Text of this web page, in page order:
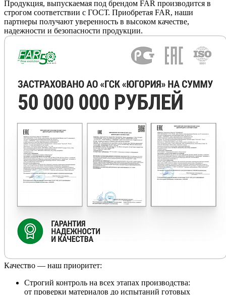
Продукция, выпускаемая под брендом FAR производится в
строгом соответствии с ГОСТ. Приобретая FAR, наши
партнеры получают уверенность в высоком качестве,
надежности и безопасности продукции.
Качество — наш приоритет:
Строгий контроль на всех этапах производства:
от проверки материалов до испытаний готовых